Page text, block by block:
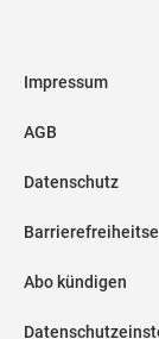
Impressum
AGB
Datenschutz
Abo kündigen